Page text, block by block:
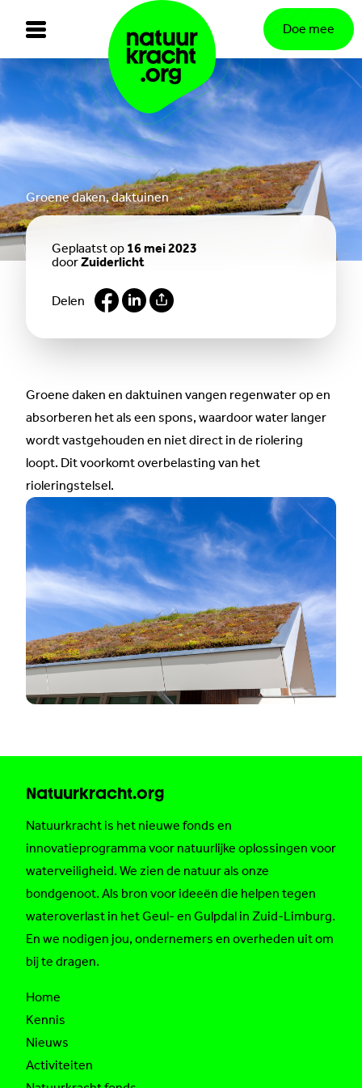
Doe mee
Groene daken, daktuinen
Geplaatst op 16 mei 2023
doorZuiderlicht
Delen
Groene daken en daktuinen vangen regenwater op en
absorberen het als een spons, waardoor water langer
wordt vastgehouden en niet direct in de riolering
loopt. Dit voorkomt overbelasting van het
rioleringstelsel.
Natuurkracht.org
Natuurkracht is het nieuwe fonds en
innovatieprogramma voor natuurlijke oplossingen voor
waterveiligheid. We zien de natuur als onze
bondgenoot. Als bron voor ideeën die helpen tegen
wateroverlast in het Geul- en Gulpdal in Zuid-Limburg.
En we nodigen jou, ondernemers en overheden uit om
bij te dragen.
Home
Kennis
Nieuws
Activiteiten